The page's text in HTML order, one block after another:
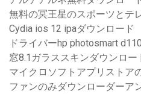
無料の冥王星のスポーツとテ
Cydia ios 12 ipaダウンロード
ドライバーhp photosmart
窓8.1ガラススキンダウンロー
マイクロソフトアプリストア
ファンのみダウンローダーア